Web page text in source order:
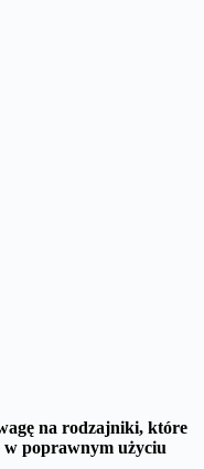
na rodzajniki, które
w poprawnym użyciu